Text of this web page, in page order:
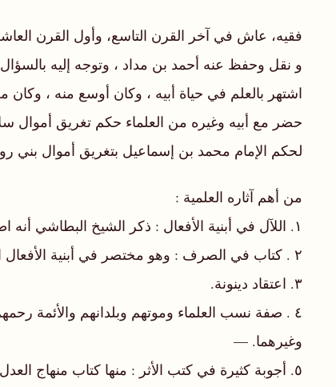
فقيه، عاش في آخر القرن التاسع، وأول القرن
و نقل وحفظ عنه أحمد بن مداد ، وتوجه إليه
اشتهر بالعلم في حياة أبيه ، وكان أوسع منه ،
لحكم الإمام محمد بن إسماعيل بتغريق أموال بني رواحة
من أهم آثاره العلمية :
١. اللآل في أبنية الأفعال : ذكر الشيخ البطاشي أنه اطلع على بعض أوراقه.
٢ . كتاب في الصرف : وهو مختصر في أبنية الأفعال الثلاثية، يوجد شيء من أوله في مكتبة السيد محمد بن أحمد ، ولا أدري إن كان هو السابق أو لا؟!
٣. اعتقاد دينونة.
٤ . صفة نسب العلماء وموتهم وبلدانهم والأئمة
وغيرهما. —
٥. أجوبة كثيرة في كتب الأثر : منها كتاب منهاج